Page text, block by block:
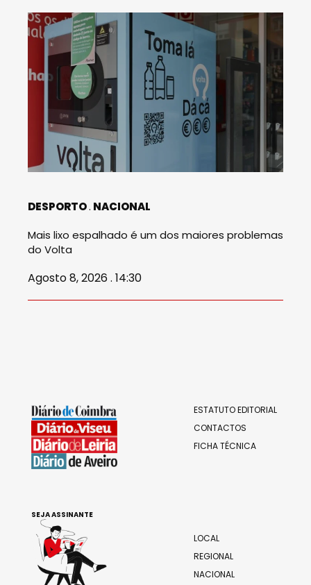
DESPORTO NACIONAL
Mais lixo espalhado é um dos maiores problemas
do Volta
Agosto 8, 2026 . 14:30
ESTATUTO EDITORIAL
CONTACTOS
FICHA TÉCNICA
LOCAL
REGIONAL
NACIONAL
SEJA ASSINANTE